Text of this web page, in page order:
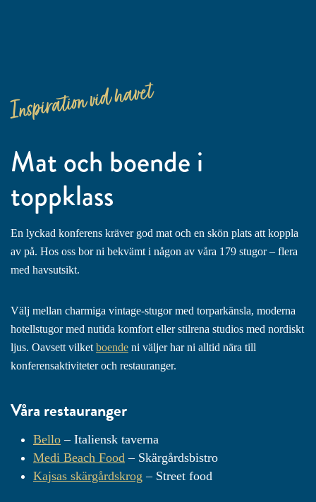
Inspiration vid havet
Mat och boende i
toppklass
En lyckad konferens kräver god mat och en skön plats att koppla
av på. Hos oss bor ni bekvämt i någon av våra 179 stugor – flera
med havsutsikt.
Välj mellan charmiga vintage-stugor med torparkänsla, moderna
hotellstugor med nutida komfort eller stilrena studios med nordiskt
ljus. Oavsett vilket boende ni väljer har ni alltid nära till
konferensaktiviteter och restauranger.
Våra restauranger
Bello – Italiensk taverna
Medi Beach Food – Skärgårdsbistro
Kajsas skärgårdskrog – Street food